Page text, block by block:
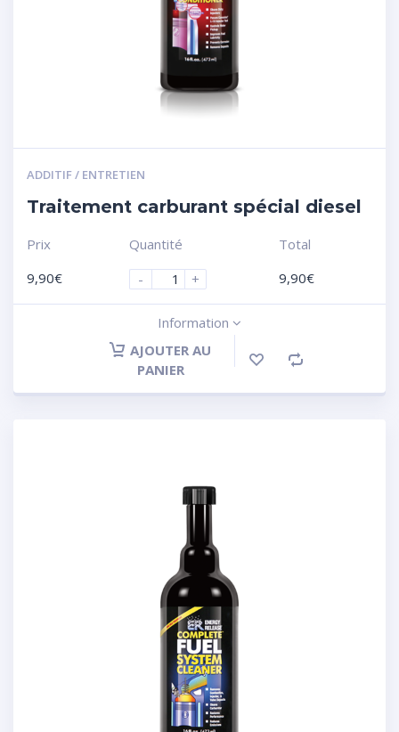
ADDITIF / ENTRETIEN
Traitement carburant spécial diesel
Prix
9,90€
Quantité
-
+
Total
9,90€
Information
AJOUTER AU
PANIER